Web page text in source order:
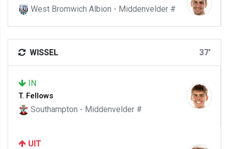
West Bromwich Albion - Middenvelder #
WISSEL 37'
IN
T. Fellows
Southampton - Middenvelder #
UIT